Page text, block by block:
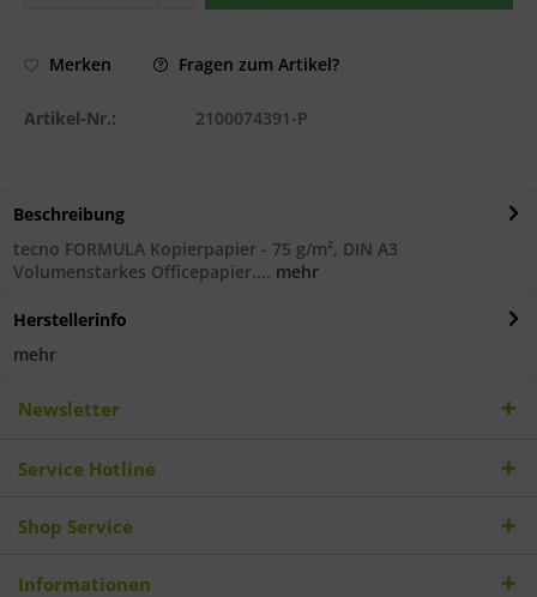
Merken Fragen zum Artikel?
Artikel-Nr.: 2100074391-P
Beschreibung
tecno FORMULA Kopierpapier - 75 g/m², DIN A3
Volumenstarkes Officepapier.... mehr
Herstellerinfo
mehr
Newsletter
Service Hotline
Shop Service
Informationen